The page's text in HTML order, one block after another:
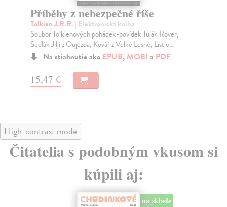
Příběhy z nebezpečné říše
Tolkien J.R.R. | Elektronická kniha
Soubor Tolkienových pohádek-povídek Tulák Rover,
Sedlák Jiljí z Oujezda, Kovář z Velké Lesné, List o...
Na stiahnutie ako EPUB,MOBI a PDF
15,47 €
High-contrast mode
Čitatelia s podobným vkusom si
kúpili aj:
na sklade